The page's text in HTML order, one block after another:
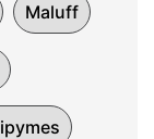
Maluff